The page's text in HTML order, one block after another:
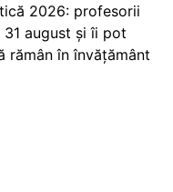
2026: profesorii
august și îi pot
rămân în învățământ